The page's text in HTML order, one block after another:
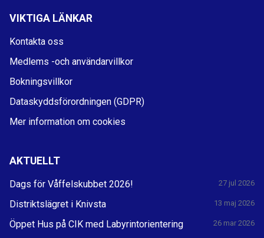
VIKTIGA LÄNKAR
Kontakta oss
Medlems -och användarvillkor
Bokningsvillkor
Dataskyddsförordningen (GDPR)
Mer information om cookies
AKTUELLT
Dags för Våffelskubbet 2026! 27 jul 2026
Distriktslägret i Knivsta 13 maj 2026
Öppet Hus på CIK med Labyrintorientering 26 mar 2026